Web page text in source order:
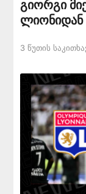
გიორგი
ლიონიდან
3 Წუთის